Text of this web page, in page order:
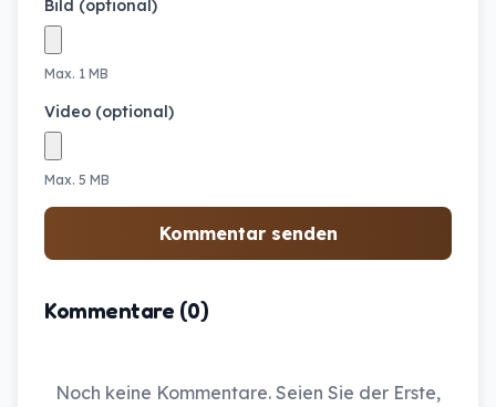
Bild (optional)
Max. 1 MB
Video (optional)
Max. 5 MB
Kommentar senden
Kommentare (0)
Noch keine Kommentare. Seien Sie der Erste,